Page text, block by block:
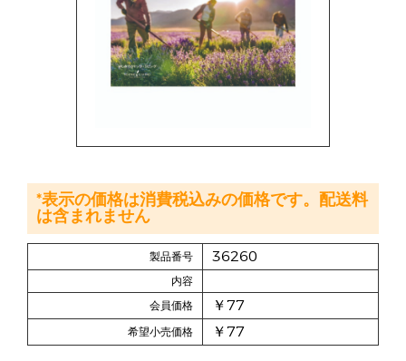
製品番号 36260
内容
会員価格 ￥77
希望小売価格 ￥77
*表示の価格は消費税込みの価格です。配送料
は含まれません